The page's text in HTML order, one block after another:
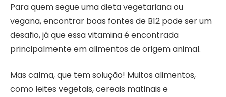
Para quem segue uma dieta vegetariana ou
vegana, encontrar boas fontes de B12 pode ser um
desafio, já que essa vitamina é encontrada
principalmente em alimentos de origem animal.
Mas calma, que tem solução! Muitos alimentos,
como leites vegetais, cereais matinais e